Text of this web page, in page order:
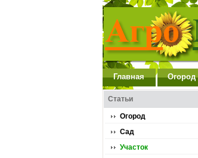
Главная Огород
Статьи
Огород
Сад
Участок